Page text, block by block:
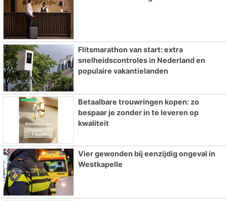
Flitsmarathon van start: extra
snelheidscontroles in Nederland en
populaire vakantielanden
Betaalbare trouwringen kopen: zo
bespaar je zonder in te leveren op
kwaliteit
Vier gewonden bij eenzijdig ongeval in
Westkapelle